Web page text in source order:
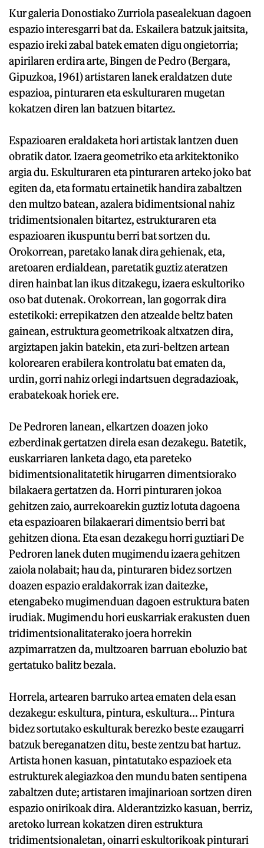
Kur galeria Donostiako Zurriola pasealekuan dagoen
espazio interesgarri bat da. Eskailera batzuk jaitsita,
espazio ireki zabal batek ematen digu ongietorria;
apirilaren erdira arte, Bingen de Pedro (Bergara,
Gipuzkoa, 1961) artistaren lanek eraldatzen dute
espazioa, pinturaren eta eskulturaren mugetan
kokatzen diren lan batzuen bitartez.
Espazioaren eraldaketa hori artistak lantzen duen
obratik dator. Izaera geometriko eta arkitektoniko
argia du. Eskulturaren eta pinturaren arteko joko bat
egiten da, eta formatu ertainetik handira zabaltzen
den multzo batean, azalera bidimentsional nahiz
tridimentsionalen bitartez, estrukturaren eta
espazioaren ikuspuntu berri bat sortzen du.
Orokorrean, paretako lanak dira gehienak, eta,
aretoaren erdialdean, paretatik guztiz ateratzen
diren hainbat lan ikus ditzakegu, izaera eskultoriko
oso bat dutenak. Orokorrean, lan gogorrak dira
estetikoki: errepikatzen den atzealde beltz baten
gainean, estruktura geometrikoak altxatzen dira,
argiztapen jakin batekin, eta zuri-beltzen artean
kolorearen erabilera kontrolatu bat ematen da,
urdin, gorri nahiz orlegi indartsuen degradazioak,
erabatekoak horiek ere.
De Pedroren lanean, elkartzen doazen joko
ezberdinak gertatzen direla esan dezakegu. Batetik,
euskarriaren lanketa dago, eta pareteko
bidimentsionalitatetik hirugarren dimentsiorako
bilakaera gertatzen da. Horri pinturaren jokoa
gehitzen zaio, aurrekoarekin guztiz lotuta dagoena
eta espazioaren bilakaerari dimentsio berri bat
gehitzen diona. Eta esan dezakegu horri guztiari De
Pedroren lanek duten mugimendu izaera gehitzen
zaiola nolabait; hau da, pinturaren bidez sortzen
doazen espazio eraldakorrak izan daitezke,
etengabeko mugimenduan dagoen estruktura baten
irudiak. Mugimendu hori euskarriak erakusten duen
tridimentsionalitaterako joera horrekin
azpimarratzen da, multzoaren barruan eboluzio bat
gertatuko balitz bezala.
Horrela, artearen barruko artea ematen dela esan
dezakegu: eskultura, pintura, eskultura... Pintura
bidez sortutako eskulturak berezko beste ezaugarri
batzuk bereganatzen ditu, beste zentzu bat hartuz.
Artista honen kasuan, pintatutako espazioek eta
estrukturek alegiazkoa den mundu baten sentipena
zabaltzen dute; artistaren imajinarioan sortzen diren
espazio onirikoak dira. Alderantzizko kasuan, berriz,
aretoko lurrean kokatzen diren estruktura
tridimentsionaletan, oinarri eskultorikoak pinturari